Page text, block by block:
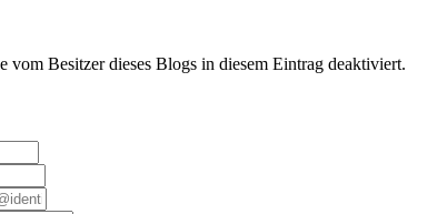
Besitzer dieses Blogs in diesem Eintrag deaktiviert.